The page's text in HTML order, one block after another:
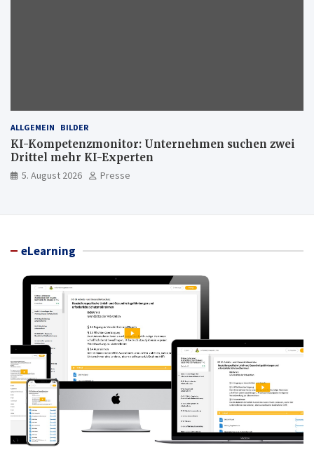
ALLGEMEIN BILDER
KI-Kompetenzmonitor: Unternehmen suchen zwei
Drittel mehr KI-Experten
5. August 2026 Presse
eLearning